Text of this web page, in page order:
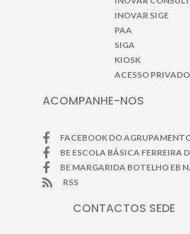
INOVAR SIGE
PAA
SIGA
KIOSK
ACESSO PRIVADO
ACOMPANHE-NOS
FACEBOOK DO
BE ESCOLA BÁSICA FERREIRA
BE MARGARIDA BOTELHO EB
RSS
CONTACTOS SEDE